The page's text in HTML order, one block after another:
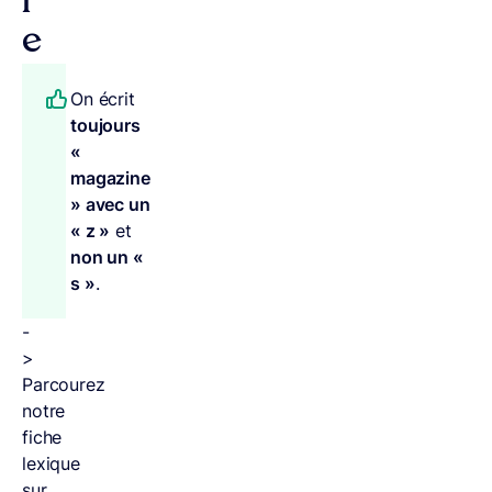
e
On écrit
toujours
«
magazine
» avec un
« z » et
non un «
s ».
-
>
Parcourez
notre
fiche
lexique